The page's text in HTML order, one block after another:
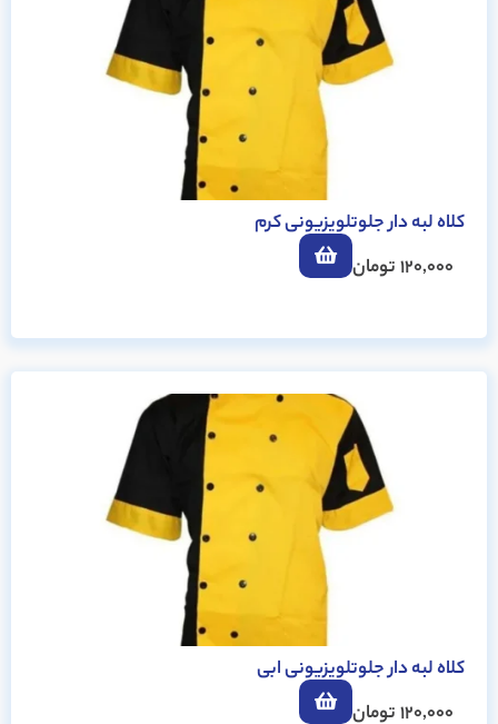
کلاه لبه دار جلوتلویزیونی کرم
120,000تومان
کلاه لبه دار جلوتلویزیونی ابی
120,000تومان